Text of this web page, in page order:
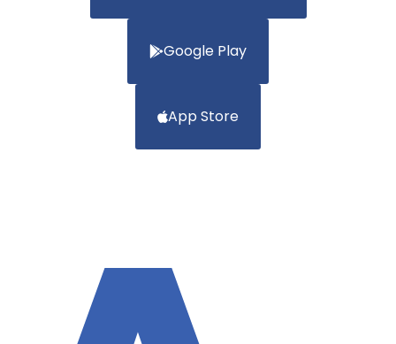
Google Play
App Store